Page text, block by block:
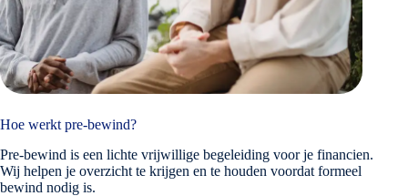
Hoe werkt pre-bewind?
Pre-bewind is een lichte vrijwillige begeleiding voor je financien.
Wij helpen je overzicht te krijgen en te houden voordat formeel
bewind nodig is.